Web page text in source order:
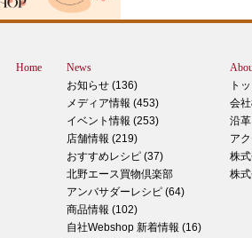
12月に活躍するあの食べ物です！ はん
す。 それでは正解発表です。リバース
ドオープン！！ なんと四角いピザなんで
す！今回は冬に大活躍のピザ、紹介い
す。 キタノセレクション手のばしピザ
ルゲリータ 北野エースオリジナル商品
ザになります。特徴は何といってもこ
生地はひとつひとつ手で
2024年12月14日
Home
News
お知らせ (136)
メディア情報 (453)
イベント情報 (253)
店舗情報 (219)
おすすめレシピ (37)
北野エース買物倶楽部
アンバサダーレシピ (64)
商品情報 (102)
自社Webshop 新着情報 (16)
ト
会
沿革
ア
株
株